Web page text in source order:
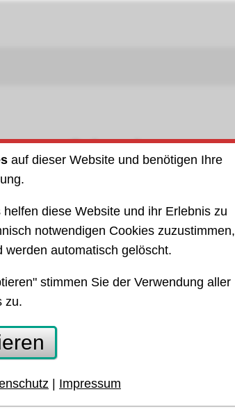
Schrauben
DIN (ISO)
FORTIS
auf dieser Website und benötigen Ihre
diese Website und ihr Erlebnis zu
notwendigen Cookies zuzustimmen,
werden automatisch gelöscht.
stimmen Sie der Verwendung aller
zu.
Impressum